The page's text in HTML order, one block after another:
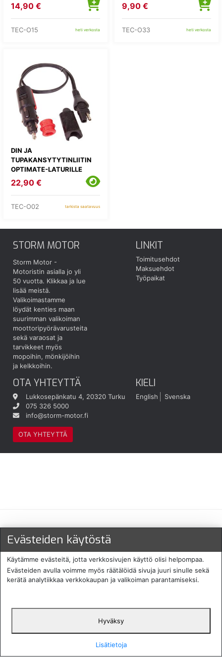
14,90 €
TEC-O15 heti verkosta
9,90 €
TEC-O33 heti verkosta
DIN JA
TUPAKANSYTYTINLIITIN
OPTIMATE-LATURILLE
22,90 €
TEC-O02 tarkista saatavuus
STORM MOTOR
Storm Motor -
Motoristin asialla jo yli
50 vuotta. Klikkaa ja lue
lisää meistä.
Valikoimastamme
löydät kenties maan
suurimman valikoiman
moottoripyörävarusteita
sekä varaosat ja
tarvikkeet myös
mopoihin, mönkijöihin
ja kelkkoihin.
LINKIT
Toimitusehdot
Maksuehdot
Työpaikat
OTA YHTEYTTÄ
Lukkosepänkatu 4, 20320 Turku
075 326 5000
info@storm-motor.fi
OTA YHTEYTTÄ
KIELI
English Svenska
Maksu- ja toimitustavat
Protecomp
Copyright 2024. All rights
English
Evästeiden käytöstä
Käytämme evästeitä, jotta verkkosivujen käyttö olisi helpompaa.
Evästeiden avulla voimme myös räätälöidä sivuja juuri sinulle sekä
kerätä analytiikkaa verkkokaupan ja valikoiman parantamiseksi.
Hyväksy
Lisätietoja